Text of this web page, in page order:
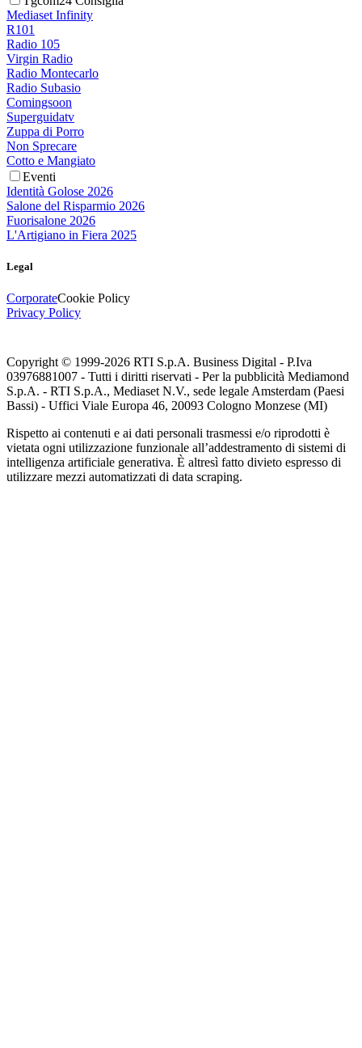
Mediaset Infinity
R101
Radio 105
Virgin Radio
Radio Montecarlo
Radio Subasio
Comingsoon
Superguidatv
Zuppa di Porro
Non Sprecare
Cotto e Mangiato
Eventi
Identità Golose 2026
Salone del Risparmio 2026
Fuorisalone 2026
L'Artigiano in Fiera 2025
Legal
CorporateCookie Policy
Privacy Policy
Copyright © 1999-2026 RTI S.p.A. Business Digital - P.Iva
03976881007 - Tutti i diritti riservati - Per la pubblicità Mediamond
S.p.A. - RTI S.p.A., Mediaset N.V., sede legale Amsterdam (Paesi
Bassi) - Uffici Viale Europa 46, 20093 Cologno Monzese (MI)
Rispetto ai contenuti e ai dati personali trasmessi e/o riprodotti è
vietata ogni utilizzazione funzionale all’addestramento di sistemi di
intelligenza artificiale generativa. È altresì fatto divieto espresso di
utilizzare mezzi automatizzati di data scraping.